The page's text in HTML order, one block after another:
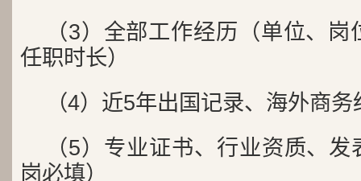
（3）全部工作经历（单位、
任职时长）
（4）近5年出国记录、海外商务
（5）专业证书、行业资质、
岗必填）